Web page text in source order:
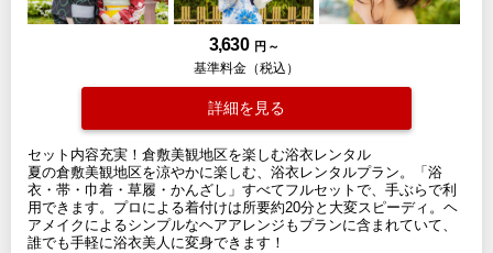
3,630 円 ～
基準料金（税込）
詳細を見る
セット内容充実！倉敷美観地区を楽しむ浴衣レンタル
夏の倉敷美観地区を涼やかに楽しむ、浴衣レンタルプラン。「浴
衣・帯・巾着・草履・かんざし」すべてフルセットで、手ぶらで利
用できます。プロによる着付けは所要約20分と大変スピーディ。ヘ
アメイクによるシンプルなヘアアレンジもプランに含まれていて、
誰でも手軽に浴衣美人に変身できます！